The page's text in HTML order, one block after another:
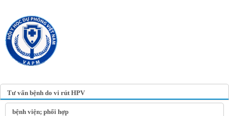
Tư vấn bệnh do vi rút HPV
bệnh viện; phối hợp